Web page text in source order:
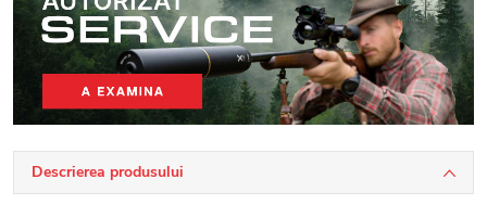
Descrierea produsului